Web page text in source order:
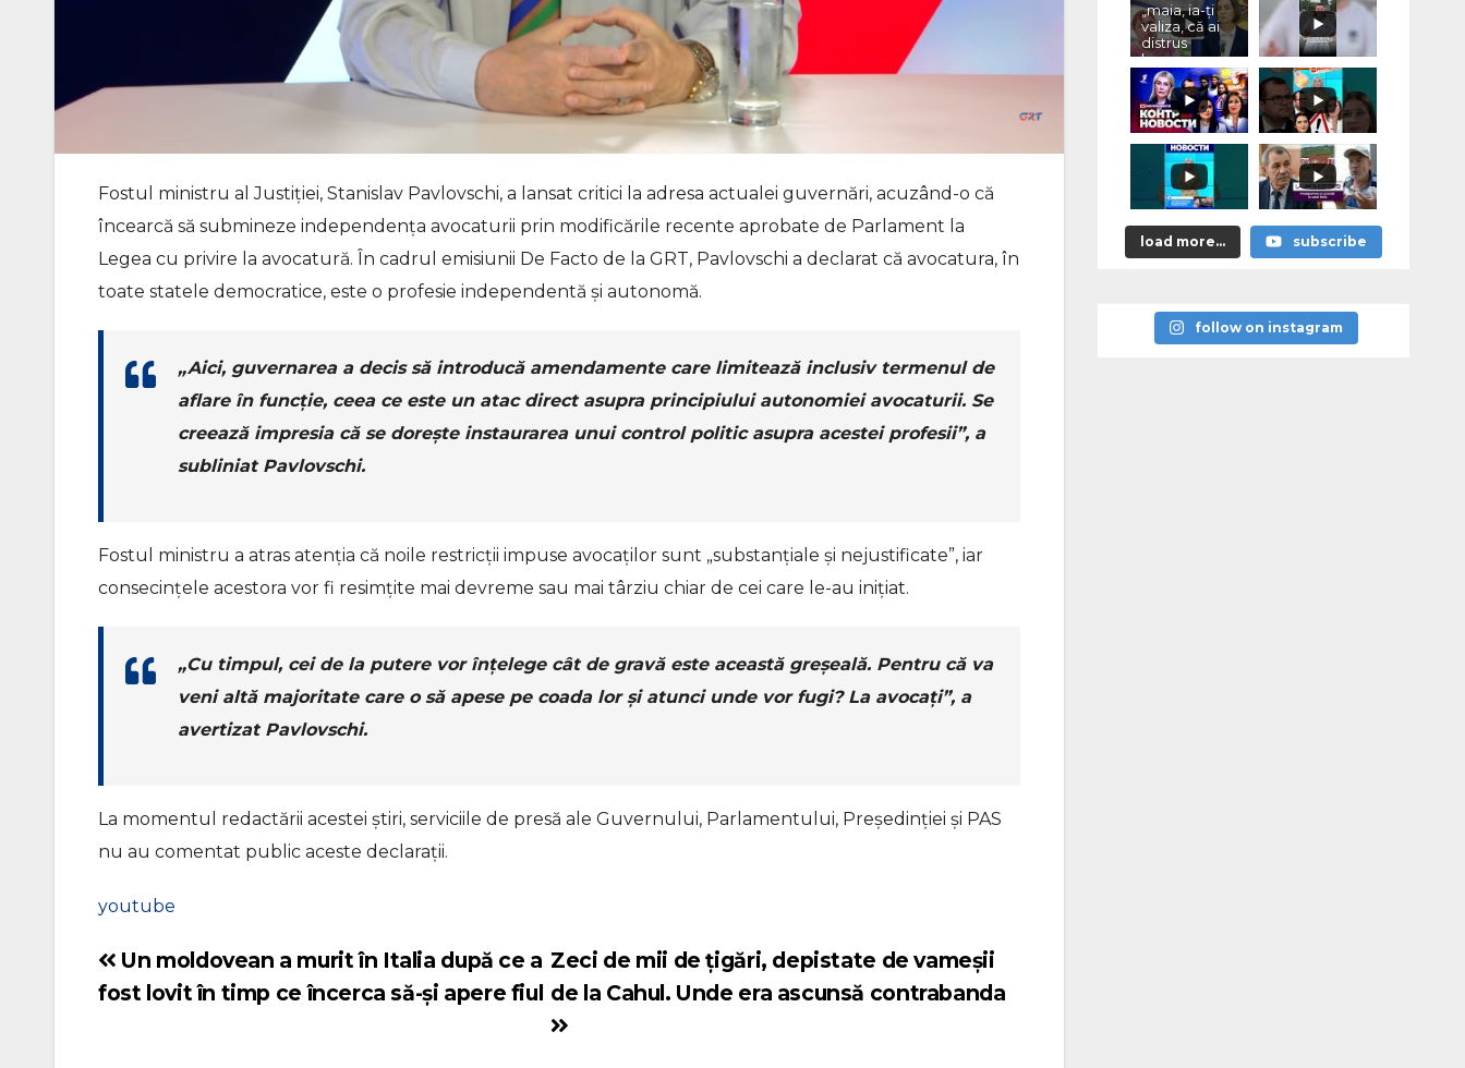
Fostul ministru al Justiției, Stanislav Pavlovschi, a lansat critici la adresa actualei guvernări, acuzând-o că
încearcă să submineze independența avocaturii prin modificările recente aprobate de Parlament la
Legea cu privire la avocatură. În cadrul emisiunii De Facto de la GRT, Pavlovschi a declarat că avocatura, în
toate statele democratice, este o profesie independentă și autonomă.
„Aici, guvernarea a decis să introducă amendamente care limitează inclusiv termenul de
aflare în funcție, ceea ce este un atac direct asupra principiului autonomiei avocaturii. Se
creează impresia că se dorește instaurarea unui control politic asupra acestei profesii”, a
subliniat Pavlovschi.
Fostul ministru a atras atenția că noile restricții impuse avocaților sunt „substanțiale și nejustificate”, iar
consecințele acestora vor fi resimțite mai devreme sau mai târziu chiar de cei care le-au inițiat.
„Cu timpul, cei de la putere vor înțelege cât de gravă este această greșeală. Pentru că va
veni altă majoritate care o să apese pe coada lor și atunci unde vor fugi? La avocați”, a
avertizat Pavlovschi.
La momentul redactării acestei știri, serviciile de presă ale Guvernului, Parlamentului, Președinției și PAS
nu au comentat public aceste declarații.
youtube
Navigare
în
Zeci de mii de țigări, depistate de vameșii
de la Cahul. Unde era ascunsă contrabanda
Un moldovean a murit în Italia după ce a
fost lovit în timp ce încerca să-și apere fiul
„maia, ia-ți
valiza, că ai
distrus
lumea, cu
«vremurile
astea bune”
load more... subscribe
follow on instagram